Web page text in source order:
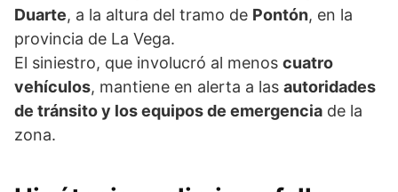
Duarte, a la altura del tramo de Pontón, en la
provincia de La Vega.
El siniestro, que involucró al menos cuatro
vehículos, mantiene en alerta a las autoridades
de tránsito y los equipos de emergencia de la
zona.